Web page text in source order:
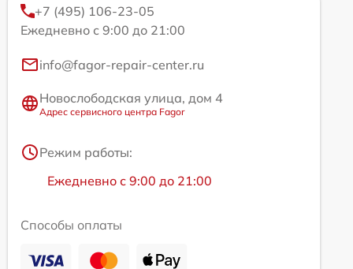
+7 (495) 106-23-05
Ежедневно с 9:00 до 21:00
info@fagor-repair-center.ru
Новослободская улица, дом 4
Адрес сервисного центра Fagor
Режим работы:
Ежедневно с 9:00 до 21:00
Способы оплаты